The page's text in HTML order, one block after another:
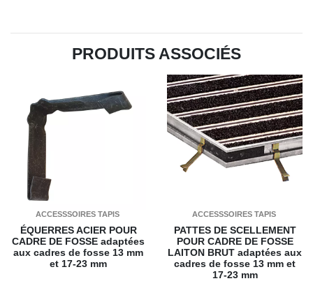
PRODUITS ASSOCIÉS
ACCESSSOIRES TAPIS
ÉQUERRES ACIER POUR
CADRE DE FOSSE adaptées
aux cadres de fosse 13 mm
et 17-23 mm
ACCESSSOIRES TAPIS
PATTES DE SCELLEMENT
POUR CADRE DE FOSSE
LAITON BRUT adaptées aux
cadres de fosse 13 mm et
17-23 mm